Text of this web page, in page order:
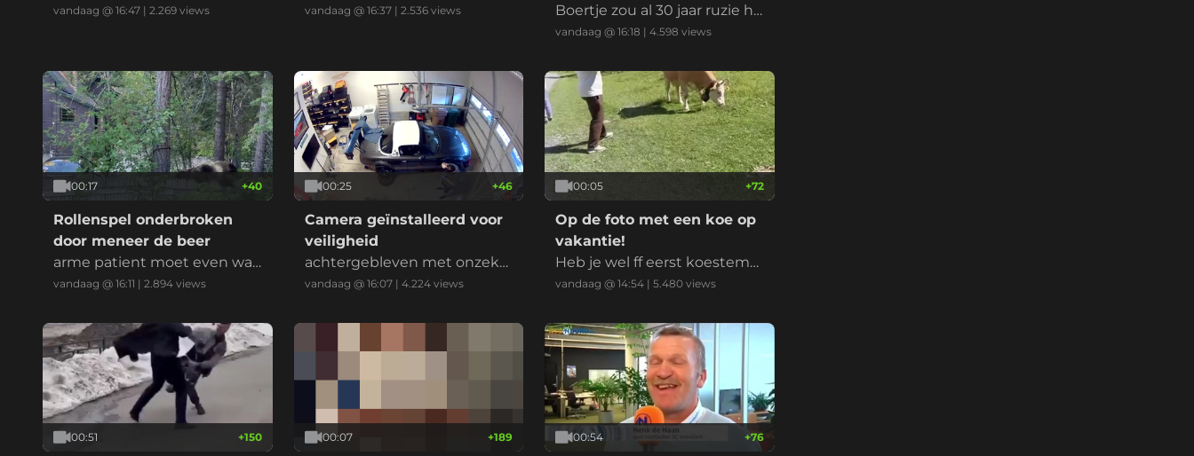
r fout gaan?!
vandaag @ 16:47 | 2.269 views
n kijken of ze bijten
vandaag @ 16:37| 2.536views
Boertje zou al 30 jaar ruzie he
bben met de gemeente, wa
wil geen nieuw asfalt
vandaag @ 16:18 |4.598 views
00:17 +40
Rollenspel onderbroken
door meneer de beer
arme patient moet even wac
hten op z'n behandeling
vandaag @ 16:11 | 2.894 views
00:25 +46
Camera geïnstalleerd voor
veiligheid
achtergebleven met onzeke
rheid
vandaag @ 16:07| 4.224views
00:05 +72
Op de foto met een koe op
vakantie!
Heb je wel ff eerst koestem
ming gevraagd?
vandaag @ 14:54 |5.480 views
00:51 +150 00:07 +189 00:54 +76